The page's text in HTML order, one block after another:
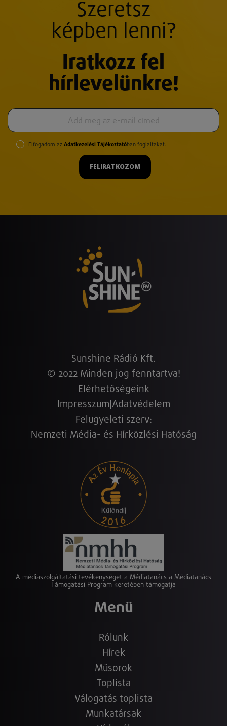
Szeretsz
képben lenni?
Iratkozz fel
hírlevelünkre!
Elfogadom az Adatkezelési Tájékoztatóban foglaltakat.
FELIRATKOZOM
Sunshine Rádió Kft.
© 2022 Minden jog fenntartva!
Elérhetőségeink
Impresszum Adatvédelem
Felügyeleti szerv:
Nemzeti Média- és Hírközlési Hatóság
A médiaszolgáltatási tevékenységet a Médiatanács a Médiatanács
Támogatási Program keretében támogatja
Menü
Rólunk
Hírek
Műsorok
Toplista
Válogatás toplista
Munkatársak